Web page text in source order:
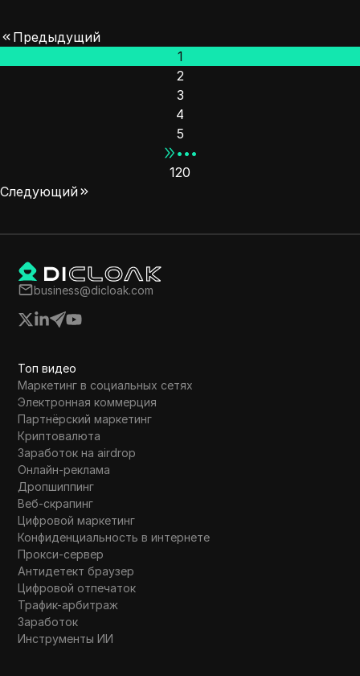
Предыдущий
1
2
3
4
5
•••
120
Следующий
business@dicloak.com
Топ видео
Маркетинг в социальных сетях
Электронная коммерция
Партнёрский маркетинг
Криптовалюта
Заработок на airdrop
Онлайн-реклама
Дропшиппинг
Веб-скрапинг
Цифровой маркетинг
Конфиденциальность в интернете
Прокси-сервер
Антидетект браузер
Цифровой отпечаток
Трафик-арбитраж
Заработок
Инструменты ИИ